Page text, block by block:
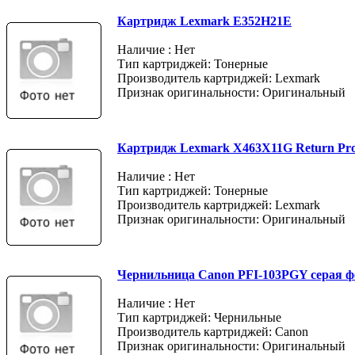
Картридж Lexmark E352H21E
Наличие : Нет
Тип картриджей: Тонерные
Производитель картриджей: Lexmark
Признак оригинальности: Оригинальный
Картридж Lexmark X463X11G Return
Наличие : Нет
Тип картриджей: Тонерные
Производитель картриджей: Lexmark
Признак оригинальности: Оригинальный
Чернильница Canon PFI-103PGY серая
Наличие : Нет
Тип картриджей: Чернильные
Производитель картриджей: Canon
Признак оригинальности: Оригинальный